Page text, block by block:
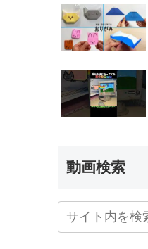
動画検索